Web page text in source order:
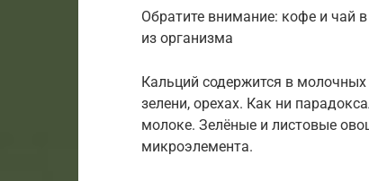
Обратите внимание: кофе и чай
из организма
Кальций содержится в
зелени, орехах. Как ни
молоке. Зелёные и листовые
микроэлемента.